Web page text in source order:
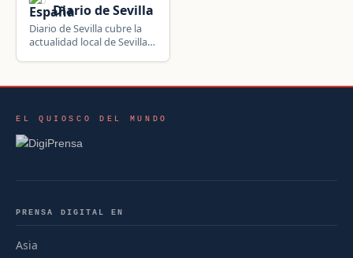
Diario de Sevilla
Diario de Sevilla cubre la
actualidad local de Sevilla y
EL QUIOSCO DEL MUNDO
PRENSA DIGITAL EN
Asia